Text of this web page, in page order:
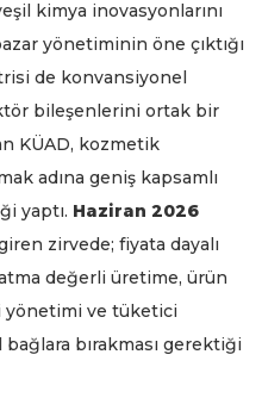
kimya inovasyonlarını
yönetiminin öne çıktığı
de konvansiyonel
bileşenlerini ortak bir
KÜAD, kozmetik
adına geniş kapsamlı
yaptı. Haziran 2026
zirvede; fiyata dayalı
değerli üretime, ürün
yönetimi ve tüketici
bırakması gerektiği